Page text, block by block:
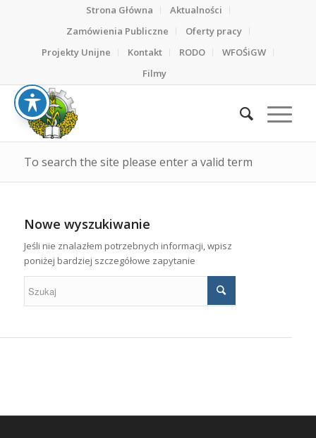
Strona Główna
Aktualności
Zamówienia Publiczne
Oferty pracy
Projekty Unijne
Kontakt RODO
WFOŚiGW
Filmy
To search the site please enter a valid term
Nowe wyszukiwanie
Jeśli nie znalazłem potrzebnych informacji, wpisz
poniżej bardziej szczegółowe zapytanie